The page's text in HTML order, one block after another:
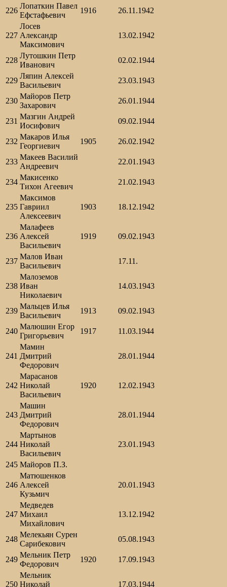
226
Лопаткин Павел
Ефстафьевич
1916 26.11.1942
227
Лосев
Александр
Максимович
13.02.1942
228
Лутошкин Петр
Иванович
02.02.1944
229
Ляпин Алексей
Васильевич
23.03.1943
230
Майоров Петр
Захарович
26.01.1944
231
Мазгин Андрей
Иосифович
09.02.1944
232
Макаров Илья
Георгиевич
1905 26.02.1942
233
Макеев Василий
Андреевич
22.01.1943
234
Макисенко
Тихон Агеевич
21.02.1943
235
Максимов
Гавриил
Алексеевич
1903 18.12.1942
236
Малафеев
Алексей
Васильевич
1919 09.02.1943
237
Малов Иван
Васильевич
17.11.
238
Малоземов
Иван
Николаевич
14.03.1943
239
Мальцев Илья
Васильевич
1913 09.02.1943
240
Малюшин Егор
Григорьевич
1917 11.03.1944
241
Мамин
Дмитрий
Федорович
28.01.1944
242
Марасанов
Николай
Васильевич
1920 12.02.1943
243
Машин
Дмитрий
Федорович
28.01.1944
244
Мартынов
Николай
Васильевич
23.01.1943
245 Майоров П.З.
246
Матюшенков
Алексей
Кузьмич
20.01.1943
247
Медведев
Михаил
Михайлович
13.12.1942
248
Мелекьян Сурен
Сарибекович
05.08.1943
249
Мельник Петр
Федорович
1920 17.09.1943
250
Мельник
Николай
17.03.1944